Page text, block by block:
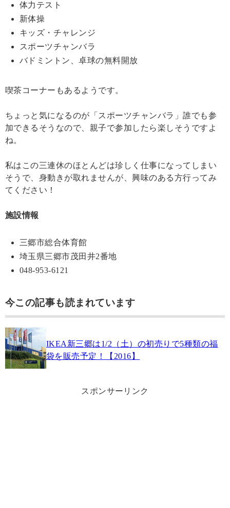
体力テスト
新体操
キッズ・チャレンジ
スポーツチャンバラ
バドミントン、卓球の無料開放
喫茶コーナーもあるようです。
ちょっと気になるのが「スポーツチャンバラ」誰でも参
加できるそうなので、親子で参加したら楽しそうですよ
ね。
私はこの三連休のほとんどは珍しく仕事になってしまい
そうで、身動きが取れませんが、興味のある方行ってみ
てください！
施設情報
三郷市総合体育館
埼玉県三郷市茂田井2番地
048-953-6121
今この記事も読まれています
IKEA新三郷は1/2（土）の初売りで5種類の福
袋を販売予定！【2016】
スポンサーリンク